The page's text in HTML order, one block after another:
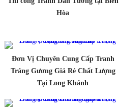
Hòa
Đơn Vị Chuyên Cung Cấp Tranh
Tráng Gương Giá Rẻ Chất Lượng
Tại Long Khánh